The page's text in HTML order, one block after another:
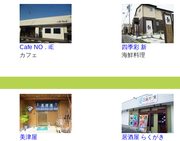
Cafe NO．iE
カフェ
四季彩 新
海鮮料理
美津屋 居酒屋 らくがき